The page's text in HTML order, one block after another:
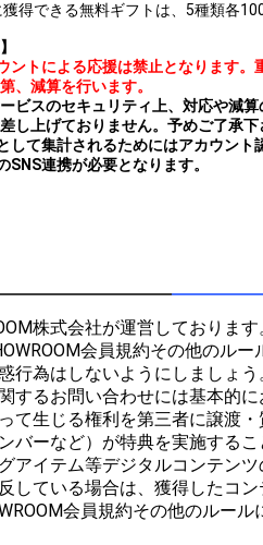
得できる無料ギフトは、5種類各
ントによる応援は禁止となります。
、減算を行います。
ビスのセキュリティ上、対応や減
し上げておりません。予めご了承下
して集計されるためにはアカウン
SNS連携が必要となります。
会員規約その他のルー
行為はしないようにしましょう
するお問い合わせには基本的に
て生じる権利を第三者に譲渡
バーなど）が特典を実施するこ
アイテム等デジタルコンテン
している場合は、獲得したコ
会員規約その他のルー